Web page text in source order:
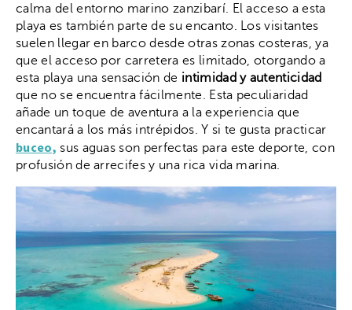
calma del entorno marino zanzibarí. El acceso a esta
playa es también parte de su encanto. Los visitantes
suelen llegar en barco desde otras zonas costeras, ya
que el acceso por carretera es limitado, otorgando a
esta playa una sensación de intimidad y autenticidad
que no se encuentra fácilmente. Esta peculiaridad
añade un toque de aventura a la experiencia que
encantará a los más intrépidos. Y si te gusta practicar
buceo, sus aguas son perfectas para este deporte, con
profusión de arrecifes y una rica vida marina.